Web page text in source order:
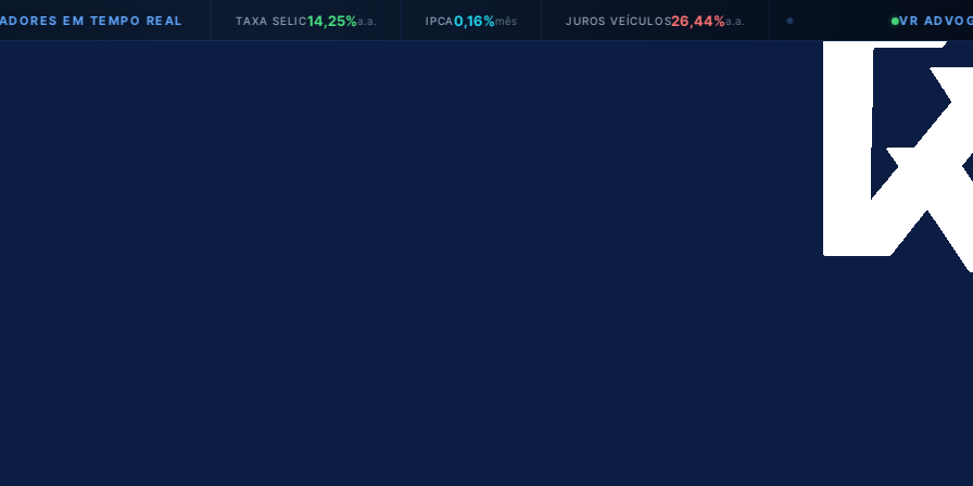
EM TEMPO REAL TAXA SELIC14,25%a.a. IPCA 0,16%mês JUROS VEÍCULOS26,44%a.a. ● VR ADVOGADOS